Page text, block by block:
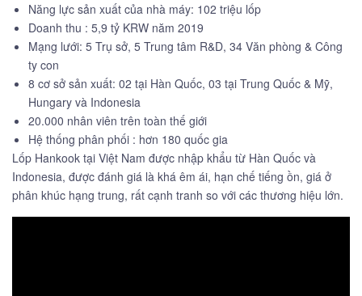
Năng lực sản xuất của nhà máy: 102 triệu lốp
Doanh thu : 5,9 tỷ KRW năm 2019
Mạng lưới: 5 Trụ sở, 5 Trung tâm R&D, 34 Văn phòng & Công
ty con
8 cơ sở sản xuất: 02 tại Hàn Quốc, 03 tại Trung Quốc & Mỹ,
Hungary và Indonesia
20.000 nhân viên trên toàn thế giới
Hệ thống phân phối : hơn 180 quốc gia
Lốp Hankook tại Việt Nam được nhập khẩu từ Hàn Quốc và
Indonesia, được đánh giá là khá êm ái, hạn chế tiếng ồn, giá ở
phân khúc hạng trung, rất cạnh tranh so với các thương hiệu lớn.